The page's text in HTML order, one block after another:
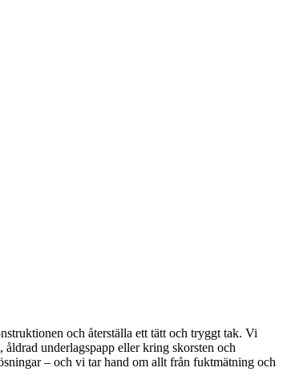
och återställa ett tätt och tryggt tak. Vi
underlagspapp eller kring skorsten och
– och vi tar hand om allt från fuktmätning och